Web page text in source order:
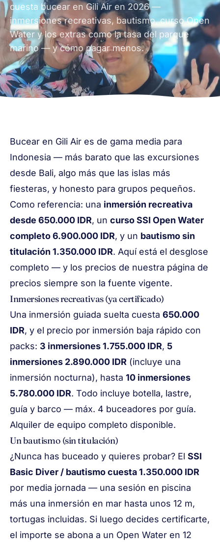
cuesta bucear en Gili Air en 2026 —
inmersiones recreativas, bautismo, curso Open
Water y los extras como la tasa del parque
marino — y cómo pagar menos.
Bucear en Gili Air es de gama media para
Indonesia — más barato que las excursiones
desde Bali, algo más que las islas más
fiesteras, y honesto para grupos pequeños.
Como referencia: una inmersión recreativa
desde 650.000 IDR, un curso SSI Open Water
completo 6.900.000 IDR, y un bautismo sin
titulación 1.350.000 IDR. Aquí está el desglose
completo — y los precios de nuestra página de
precios siempre son la fuente vigente.
Inmersiones recreativas (ya certificado)
Una inmersión guiada suelta cuesta 650.000
IDR, y el precio por inmersión baja rápido con
packs: 3 inmersiones 1.755.000 IDR, 5
inmersiones 2.890.000 IDR (incluye una
inmersión nocturna), hasta 10 inmersiones
5.780.000 IDR. Todo incluye botella, lastre,
guía y barco — máx. 4 buceadores por guía.
Alquiler de equipo completo disponible.
Un bautismo (sin titulación)
¿Nunca has buceado y quieres probar? El SSI
Basic Diver / bautismo cuesta 1.350.000 IDR
por media jornada — una sesión en piscina
más una inmersión en mar hasta unos 12 m,
tortugas incluidas. Si luego decides certificarte,
el importe se abona a un Open Water en 12